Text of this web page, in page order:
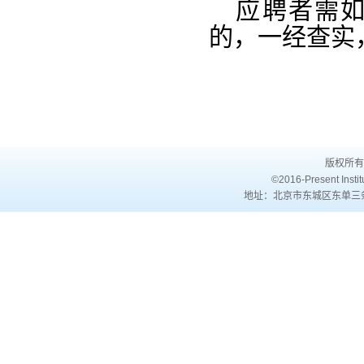
应聘者需
的，一经查
版权所
©2016-Present
地址：北京市东城区东